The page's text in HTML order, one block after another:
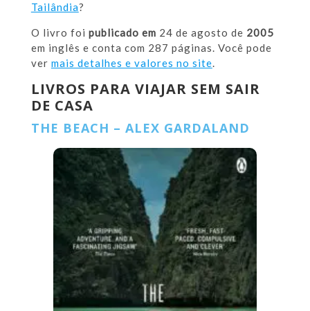
Tailândia?
O livro foi publicado em 24 de agosto de 2005
em inglês e conta com 287 páginas. Você pode
ver mais detalhes e valores no site.
LIVROS PARA VIAJAR SEM SAIR
DE CASA
THE BEACH – ALEX GARDALAND